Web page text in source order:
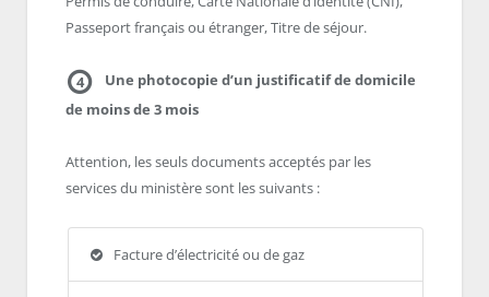
Passeport français ou étranger, Titre de séjour.
4
Une photocopie d’un justificatif de domicile
de moins de 3 mois
Attention, les seuls documents acceptés par les
services du ministère sont les suivants :
Facture d’électricité ou de gaz